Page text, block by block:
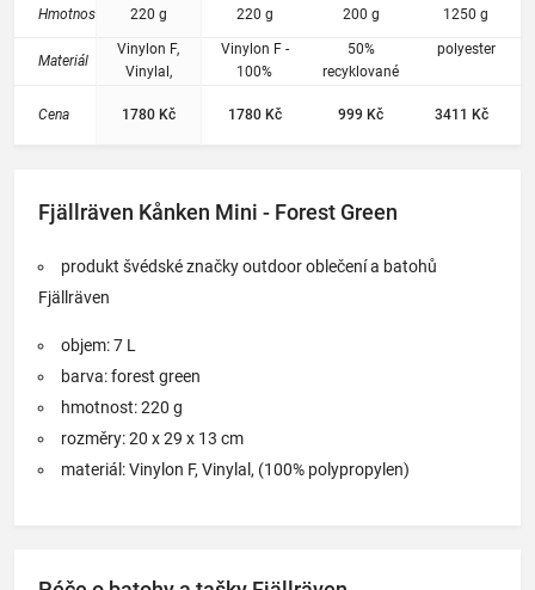
ani
y pro
Hmotnost
Materiál
Cena
220 g
Vinylon F,
Vinylal,
polypropylen)
1780 Kč
220 g
Vinylon F -
100%
1780 Kč
200 g
50%
recyklované
999 Kč
1250 g
polyester
3411 Kč
Fjällräven Kånken Mini - Forest Green
produkt švédské značky outdoor oblečení a batohů
Fjällräven
objem: 7 L
barva: forest green
hmotnost: 220 g
rozměry: 20 x 29 x 13 cm
materiál: Vinylon F, Vinylal, (100% polypropylen)